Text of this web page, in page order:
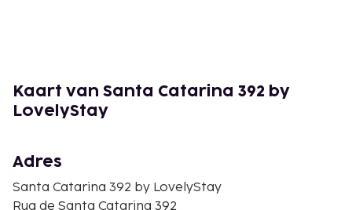
Jardim de São Lázaro - 0,7 km
Igreja da Santíssima Trindade - 0,7 km
Rua das Flores - 0,8 km
Dom Luis I-brug - 1 km
Clérigos-kerk - 1,1 km
Casa-Museu Guerra Junqueiro - 1,1 km
Kaart van Santa Catarina 392 by
LovelyStay
Adres
Santa Catarina 392 by LovelyStay
Rua de Santa Catarina 392